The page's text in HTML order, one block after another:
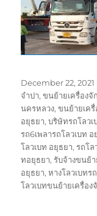
Posted
on
December 22, 2021
จำปา,ขนย้ายเครื่องจั
นครหลวง,ขนย้ายเค
อยุธยา,บริษัทรถโลวเ
รถ6เพลารถโลวเบท อ
โลวเบท อยุธยา,รถโล
ทอยุธยา,รับจ้างขนย้
อยุธยา,หางโลวเบทร
โลวเบทขนย้ายเครื่อง